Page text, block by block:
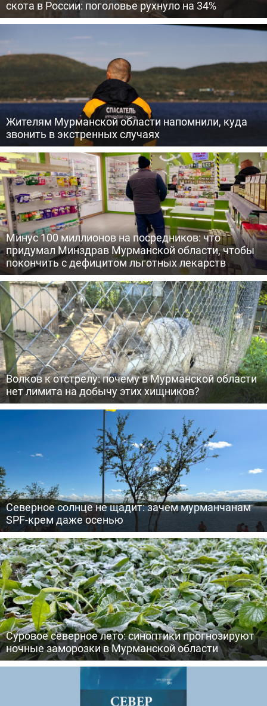
скота в России: поголовье рухнуло на 34%
Жителям Мурманской области напомнили, куда
звонить в экстренных случаях
Минус 100 миллионов на посредников: что
придумал Минздрав Мурманской области, чтобы
покончить с дефицитом льготных лекарств
Волков к отстрелу: почему в Мурманской области
нет лимита на добычу этих хищников?
Северное солнце не щадит: зачем мурманчанам
SPF-крем даже осенью
Суровое северное лето: синоптики прогнозируют
ночные заморозки в Мурманской области